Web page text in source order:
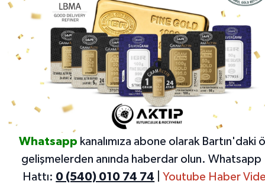
Whatsapp kanalımıza abone olarak Bartın'daki
gelişmelerden anında haberdar olun. Whatsapp
Hattı: 0 (540) 010 74 74 Youtube Haber